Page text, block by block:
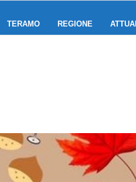
TERAMO REGIONE